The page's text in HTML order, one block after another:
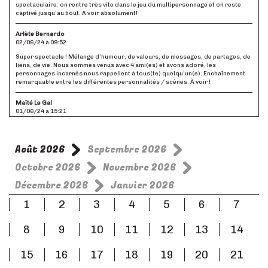
spectaculaire: on rentre très vite dans le jeu du multipersonnage et on reste
captivé jusqu’au bout. A voir absolument!
Arlète Bernardo
02/06/24 à 09:52
Super spectacle ! Mélange d’humour, de valeurs, de messages, de partages, de
liens, de vie. Nous sommes venus avec 4 ami(es) et avons adoré, les
personnages incarnés nous rappellent à tous(te) quelqu’un(e). Enchaînement
remarquable entre les différentes personnalités / scènes. À voir !
Maïté Le Gal
01/06/24 à 15:21
31/05/24 à 11:21
Spectacle très sensible, très juste, on sent le vécu. Des sujets difficiles sont
abordés de façon délicate, avec recul et humour. Bravo ! Je recommande.
Edwige JACQUET
Nous avions découvert à Avignon Nicolas Devort avec "dans la peau de Cyrano"
que nous avions adoré. Avec ce nouveau spectacle la magie est la même. Il
interprète plein de personnages avec cet immense talent de comédien. Nous ne
sommes jamais perdu dans les personnages et là en plus l'histoire nous prend
aux tripes. Quelle réussite, vraiment ce spectacle mérite d'être vu. Courez y.
Août 2026
Septembre 2026
Octobre 2026
Novembre 2026
Décembre 2026
Janvier 2026
1
2 3 4 5 6
7
8
9 10 11 12 13
14
15
16 17 18 19 20 21